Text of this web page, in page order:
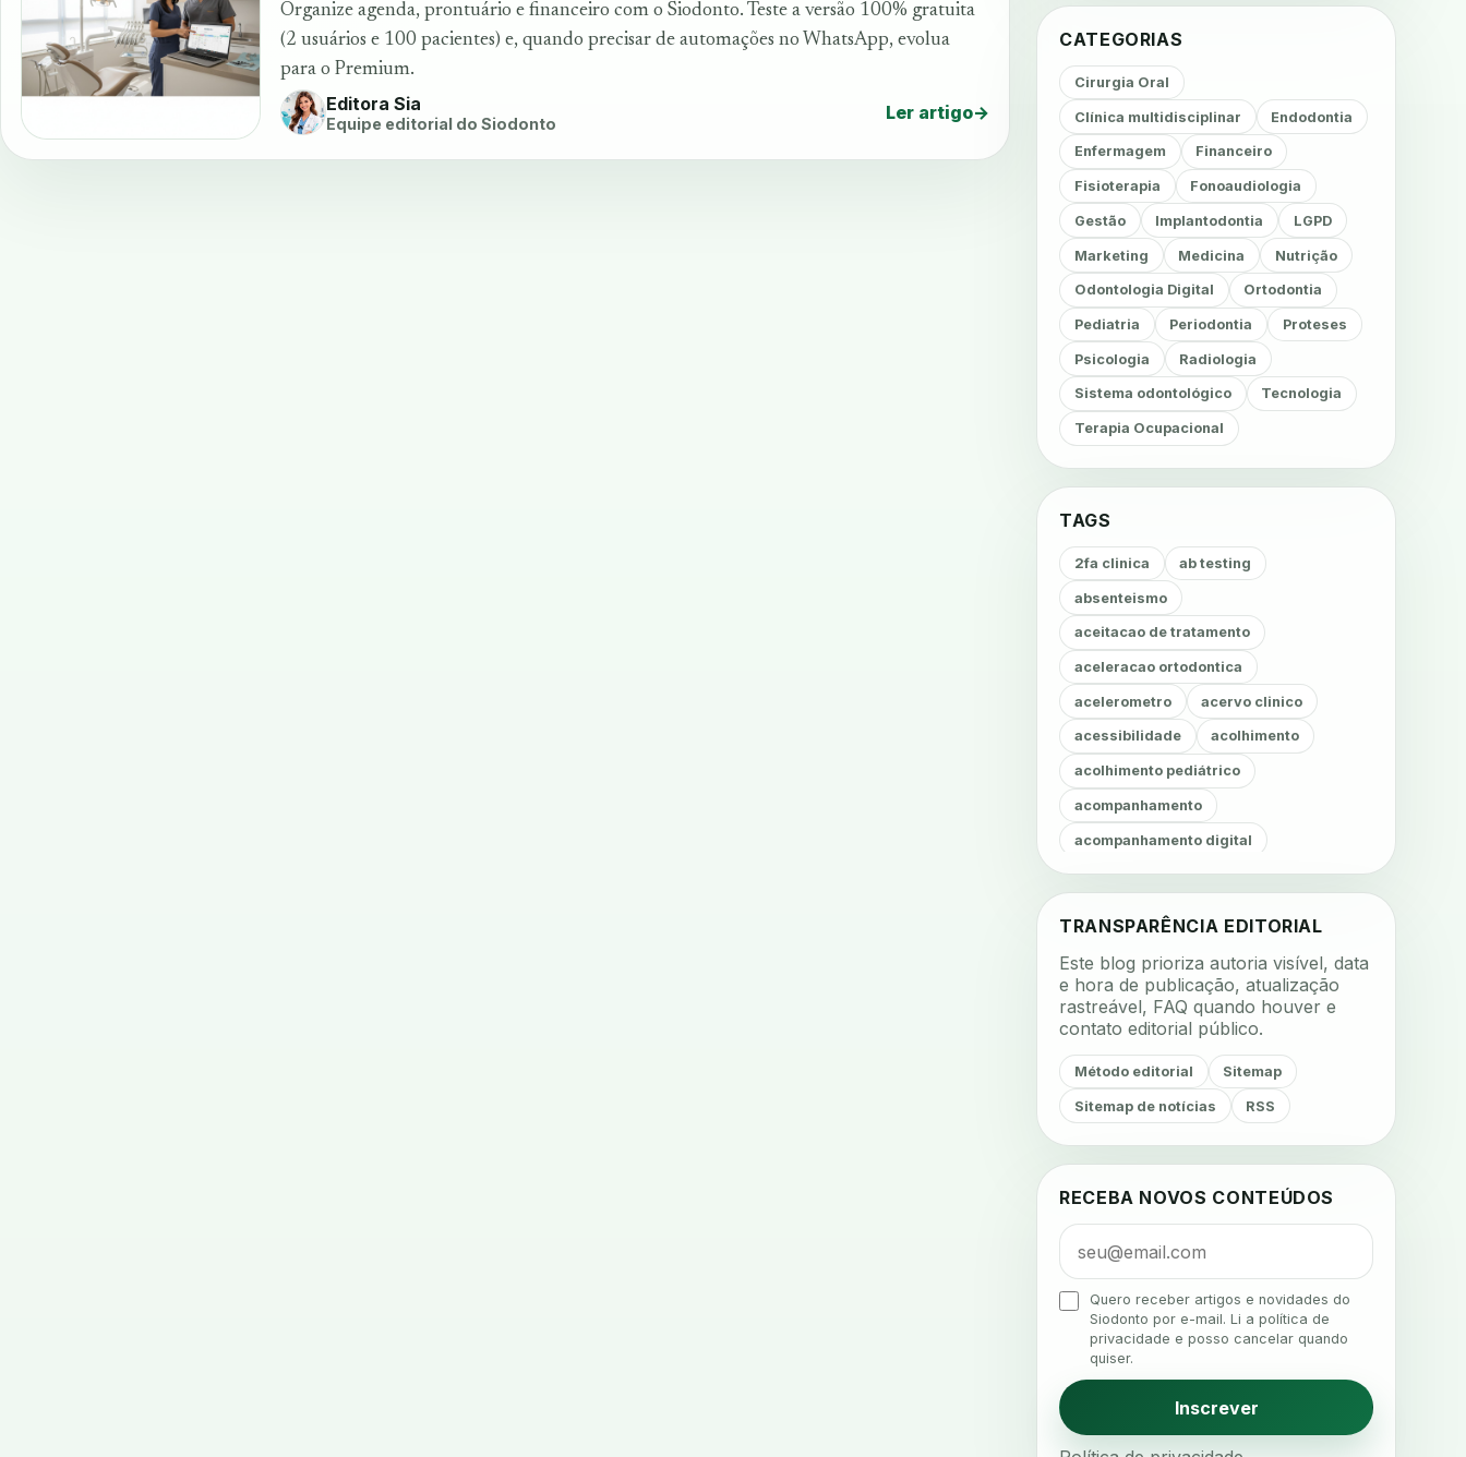
Organize agenda, prontuário e financeiro com o Siodonto. Teste a versão 100% gratuita
(2 usuários e 100 pacientes) e, quando precisar de automações no WhatsApp, evolua
para o Premium.
Editora Sia
Equipe editorial do Siodonto Ler artigo→
CATEGORIAS
Cirurgia Oral
Clínica multidisciplinar Endodontia
Enfermagem Financeiro
Fisioterapia Fonoaudiologia
Gestão Implantodontia LGPD
Marketing Medicina Nutrição
Odontologia Digital Ortodontia
Pediatria Periodontia Proteses
Psicologia Radiologia
Sistema odontológico Tecnologia
Terapia Ocupacional
TAGS
2fa clinica ab testing
absenteismo
aceitacao de tratamento
aceleracao ortodontica
acelerometro acervo clinico
acessibilidade acolhimento
acolhimento pediátrico
acompanhamento
acompanhamento digital
acompanhamento fonoaudiológico
acompanhamento terapêutico
acustica acustica clinica
adesao do paciente
adesao odontologica
aerossois
agenda agenda clinica
agenda inteligente
agenda odontologica
agendamento
agendamento digital
TRANSPARÊNCIA EDITORIAL
Este blog prioriza autoria visível, data
e hora de publicação, atualização
rastreável, FAQ quando houver e
contato editorial público.
Método editorial Sitemap
Sitemap de notícias RSS
RECEBA NOVOS CONTEÚDOS
Quero receber artigos e novidades do
Siodonto por e-mail. Li a política de
privacidade e posso cancelar quando
quiser.
Inscrever